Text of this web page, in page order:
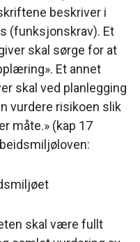
beskriver i
(funksjonskrav). Et
skal sørge for at
Et annet
skal ved planlegging
vurdere risikoen slik
måte.» (kap 17
skal være fullt